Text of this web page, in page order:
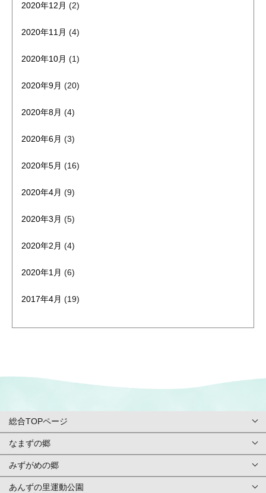
2020年12月 (2)
2020年11月 (4)
2020年10月 (1)
2020年9月 (20)
2020年8月 (4)
2020年6月 (3)
2020年5月 (16)
2020年4月 (9)
2020年3月 (5)
2020年2月 (4)
2020年1月 (6)
2017年4月 (19)
総合TOPページ
総合TOPページ
利用案内・申請
なまずの郷
TOPページ
みずがめの郷
TOPページ
あんずの里運動公園